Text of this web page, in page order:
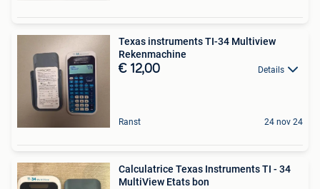
Texas instruments TI-34 Multiview
Rekenmachine
€ 12,00 Details
Ranst 24 nov 24
Calculatrice Texas Instruments TI - 34
MultiView Etats bon